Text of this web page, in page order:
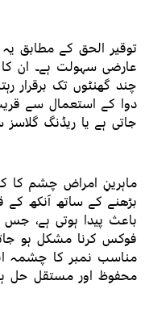
توقیر الحق کے مطابق
عارضی سہولت ہے۔ ان
چند گھنٹوں تک برقرار
دوا کے استعمال سے
جاتی ہے یا ریڈنگ
ماہرینِ امراض چشم کا
بڑھنے کے ساتھ آنکھ
باعث پیدا ہوتی ہے،
فوکس کرنا مشکل ہو
مناسب نمبر کا چشمہ
محفوظ اور مستقل حل